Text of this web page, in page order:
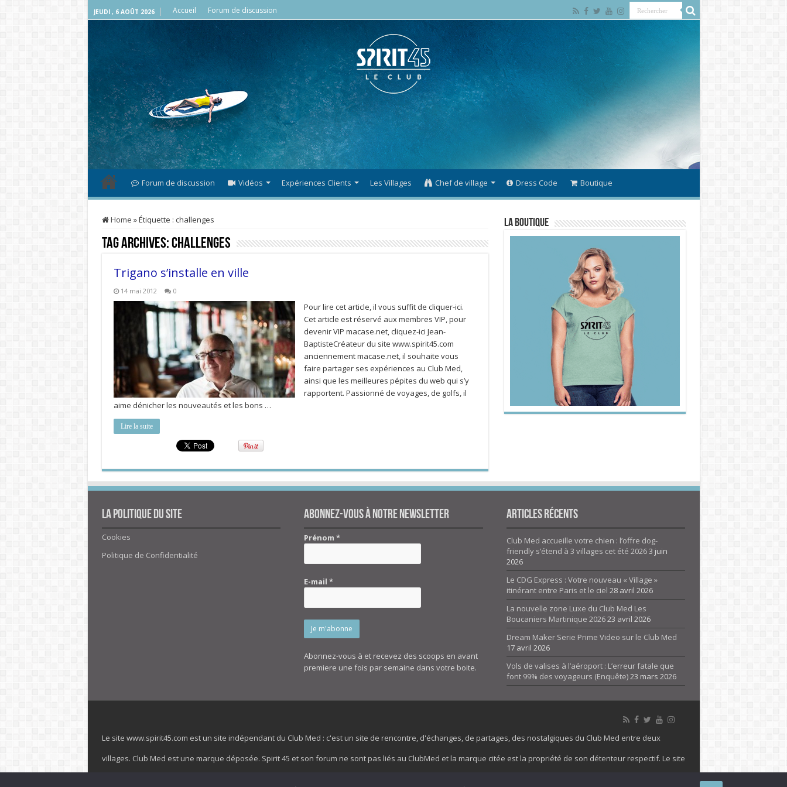
JEUDI , 6 AOÛT 2026 Accueil Forum de discussion
Forum de discussion Vidéos Expériences Clients Les Villages Chef de village Dress Code Boutique
Home »Étiquette : challenges
Tag Archives:challenges
Trigano s’installe en ville
14 mai 2012 0
Pour lire cet article, il vous suffit de cliquer-ici.
Cet article est réservé aux membres VIP, pour
devenir VIP macase.net, cliquez-ici Jean-
BaptisteCréateur du site www.spirit45.com
anciennement macase.net, il souhaite vous
faire partager ses expériences au Club Med,
ainsi que les meilleures pépites du web qui s’y
rapportent. Passionné de voyages, de golfs, il
aime dénicher les nouveautés et les bons …
Lire la suite
La Boutique
La politique du site
Cookies
Politique de Confidentialité
Abonnez-vous à notre newsletter
Prénom*
E-mail*
Abonnez-vous à et recevez des scoops en avant
premiere une fois par semaine dans votre boite.
Articles Récents
Club Med accueille votre chien : l’offre dog-
friendly s’étend à 3 villages cet été 20263 juin
2026
Le CDG Express : Votre nouveau « Village »
itinérant entre Paris et le ciel 28 avril 2026
La nouvelle zone Luxe du Club Med Les
Boucaniers Martinique 202623 avril 2026
Dream Maker Serie Prime Video sur le Club Med
17 avril 2026
Vols de valises à l’aéroport : L’erreur fatale que
font 99% des voyageurs (Enquête)23 mars 2026
Le site www.spirit45.com est un site indépendant du Club Med : c'est un site de rencontre, d'échanges, de partages, des nostalgiques du Club Med entre deux
villages. Club Med est une marque déposée. Spirit 45 et son forum ne sont pas liés au ClubMed et la marque citée est la propriété de son détenteur respectif. Le site